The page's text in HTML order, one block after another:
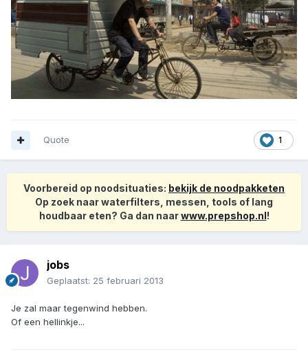
1
Quote
Voorbereid op noodsituaties: bekijk de noodpakketen
Op zoek naar waterfilters, messen, tools of lang
houdbaar eten? Ga dan naarwww.prepshop.nl!
jobs
Geplaatst: 25 februari 2013
Je zal maar tegenwind hebben.
Of een hellinkje...